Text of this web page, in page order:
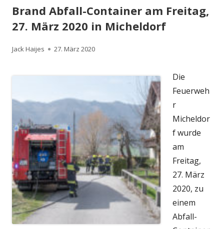
Brand Abfall-Container am Freitag,
27. März 2020 in Micheldorf
Autor
Jack Haijes
Veröffentlicht
27. März 2020
Die
Feuerweh
r
Micheldor
f wurde
am
Freitag,
27. März
2020, zu
einem
Abfall-